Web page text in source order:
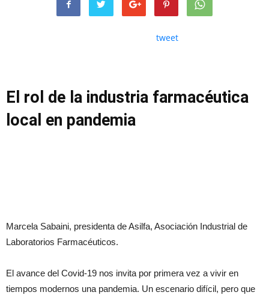
tweet
El rol de la industria farmacéutica
local en pandemia
Marcela Sabaini, presidenta de Asilfa, Asociación Industrial de
Laboratorios Farmacéuticos.
El avance del Covid-19 nos invita por primera vez a vivir en
tiempos modernos una pandemia. Un escenario difícil, pero que